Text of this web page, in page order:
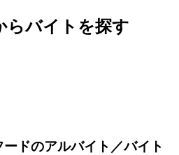
らバイトを探す
ドのアルバイト／バイト